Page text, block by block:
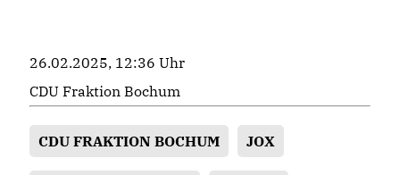
26.02.2025, 12:36 Uhr
CDU Fraktion Bochum
CDU FRAKTION BOCHUM JOX